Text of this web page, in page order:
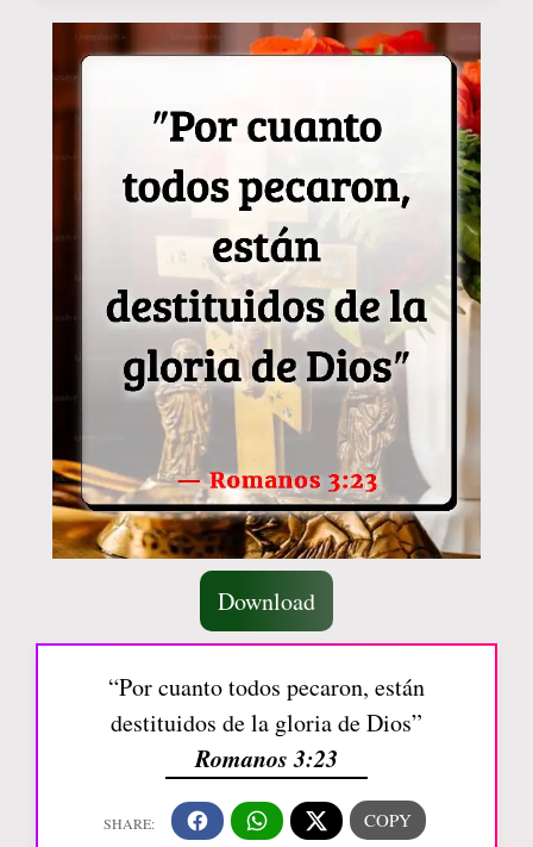
Download
“Por cuanto todos pecaron, están
destituidos de la gloria de Dios”
Romanos 3:23